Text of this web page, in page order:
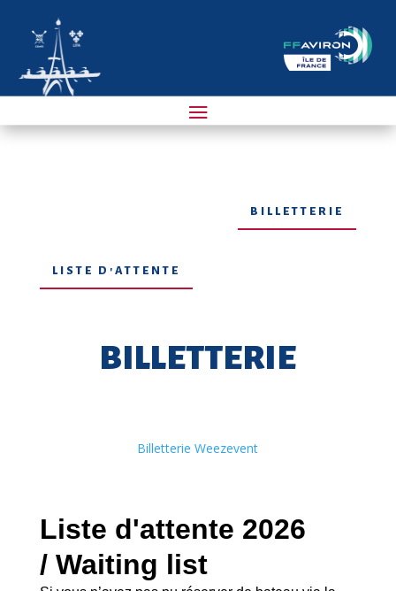
BILLETTERIE
LISTE D'ATTENTE
BILLETTERIE
Billetterie Weezevent